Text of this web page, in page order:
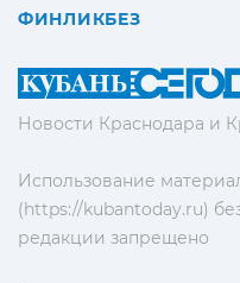
Новости Краснодара и
Использование
(https://kubantoday.ru)
редакции запрещено
ФИНЛИКБЕЗ